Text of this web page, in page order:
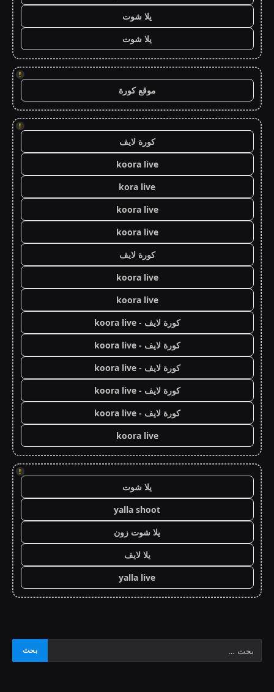
يلا شوت
يلا شوت
!
موقع كورة
!
كورة لايف
koora live
kora live
koora live
koora live
كورة لايف
koora live
koora live
كورة لايف - koora live
كورة لايف - koora live
كورة لايف - koora live
كورة لايف - koora live
كورة لايف - koora live
koora live
!
يلا شوت
yalla shoot
يلا شوت زون
يلا لايف
yalla live